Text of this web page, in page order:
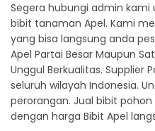
Segera hubungi admin
bibit tanaman Apel. Kami
yang bisa langsung anda
Apel Partai Besar Maupun
Unggul Berkualitas. Supplier
seluruh wilayah Indonesia.
perorangan. Jual bibit
dengan harga Bibit Apel